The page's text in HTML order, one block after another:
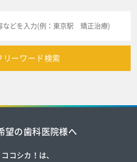
リーワード検索
望の歯科医院様へ
ココシカ！は、